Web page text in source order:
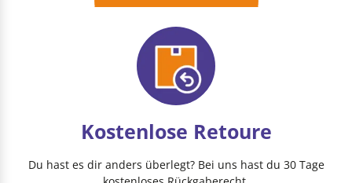
Kostenlose Retoure
Du hast es dir anders überlegt? Bei uns hast du 30 Tage